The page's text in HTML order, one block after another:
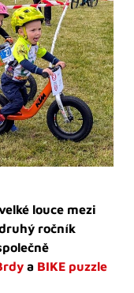
louce mezi
ročník
a BIKE puzzle